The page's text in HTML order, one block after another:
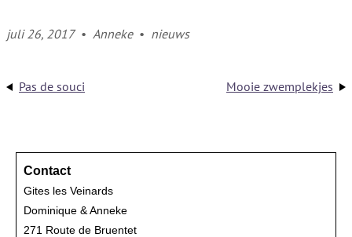
juli 26, 2017 • Anneke • nieuws
Pas de souci Mooie zwemplekjes
Contact
Gites les Veinards
Dominique & Anneke
271 Route de Bruentet